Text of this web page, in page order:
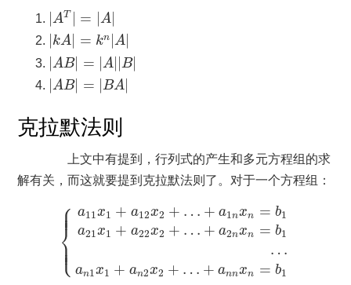
|AT = A|
| AT| A|
kA = kn A|
|k A| n|A
|A B| = | A|| B|
| A B| | B|
|AB| = BA|
| A B| A|
克拉默法则
上文中有提到，行列式的产生和多元方程组的求
解有关，而这就要提到克拉默法则了。对于一个方程组：
⎧
⎪
⎪
⎪
⎨
⎪
⎪ ⎪
⎩
a11x1 + a12x2 + … + a1nxn = b1
a21x1 + a22x2 + … + a2nxn = b1
…
an1x1 + an2x2 + … + annxn = b1
a … n 21